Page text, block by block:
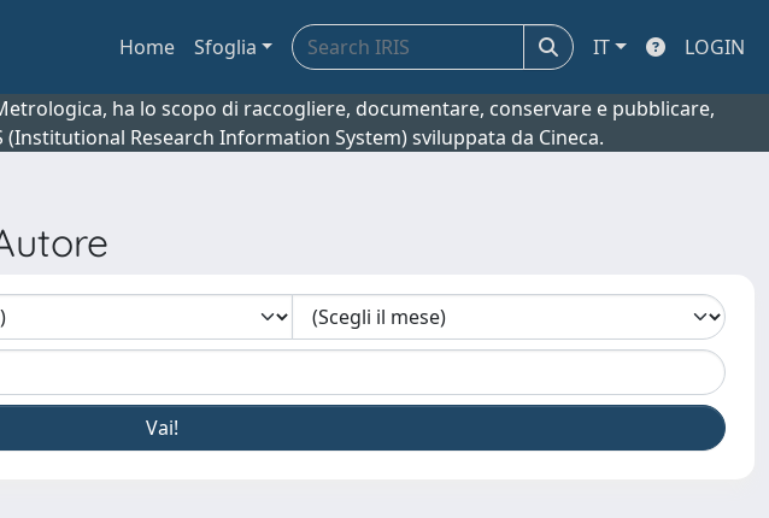
Home Sfoglia IT LOGIN
ha lo scopo di raccogliere, documentare, conservare e pubblicare,
Research Information System) sviluppata da Cineca.